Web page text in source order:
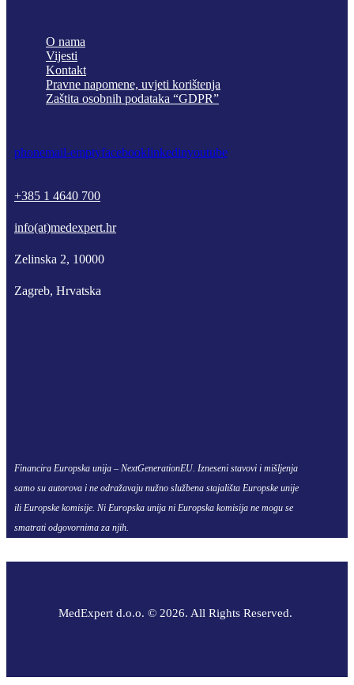
O nama
Vijesti
Kontakt
Pravne napomene, uvjeti korištenja
Zaštita osobnih podataka “GDPR”
phonemail-emptyfacebooklinkedinyoutube
+385 1 4640 700
info(at)medexpert.hr
Zelinska 2, 10000
Zagreb, Hrvatska
Financira Europska unija – NextGenerationEU. Izneseni stavovi i mišljenja
samo su autorova i ne odražavaju nužno službena stajališta Europske unije
ili Europske komisije. Ni Europska unija ni Europska komisija ne mogu se
smatrati odgovornima za njih.
MedExpert d.o.o. © 2026. All Rights Reserved.